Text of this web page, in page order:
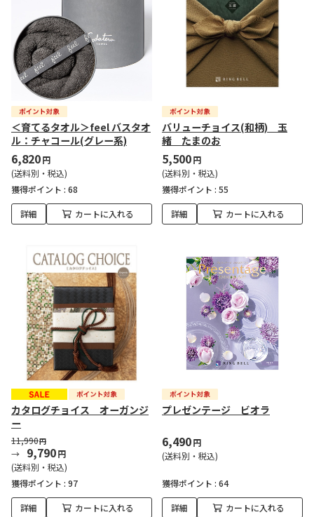
＜育てるタオル＞feel バスタオ
ル：チャコール(グレー系)
6,820円
(送料別・税込)
獲得ポイント : 68
詳細 カートに入れる
バリューチョイス(和柄) 玉
緒 たまのお
5,500円
(送料別・税込)
獲得ポイント : 55
詳細 カートに入れる
カタログチョイス オーガンジ
ー
11,990円
9,790円
(送料別・税込)
獲得ポイント : 97
詳細 カートに入れる
プレゼンテージ ビオラ
6,490円
(送料別・税込)
獲得ポイント : 64
詳細 カートに入れる